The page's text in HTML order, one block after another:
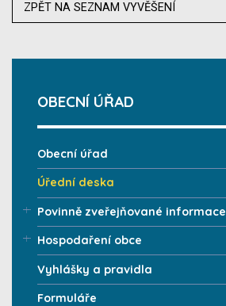
ZPĚT NA SEZNAM VYVĚŠENÍ
OBECNÍ ÚŘAD
Obecní úřad
Úřední deska
Povinně zveřejňované informace
Hospodaření obce
Vyhlášky a pravidla
Formuláře